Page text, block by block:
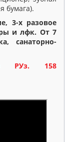
бумага).
3-х разовое
и лфк. От 7
санаторно-
РУз. 158